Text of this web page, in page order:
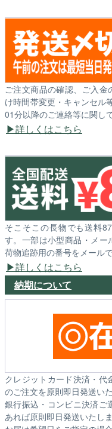
ご注文商品の確認、ご入
け時間帯変更・キャンセル
01分以降のご連絡等に関し
詳しくはこちら
そこそこの長物でも送料
す。一部は小型商品・メ
荷物追跡用の番号をメール
詳しくはこちら
納期について
クレジットカード決済・
のご注文を原則即日発送いた
銀行振込・コンビニ決済ご
あれば原則即日発送いたしま